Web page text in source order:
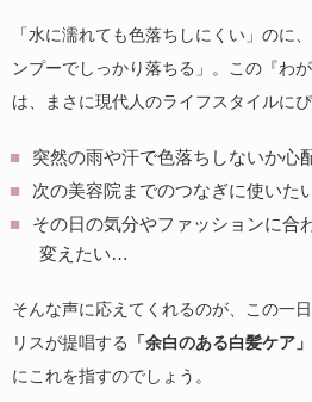
「水に濡れても色落ちしにくい」のに
ンプーでしっかり落ちる」。この『わ
は、まさに現代人のライフスタイルにぴ
突然の雨や汗で色落ちしないか心
次の美容院までのつなぎに使いた
その日の気分やファッションに合
変えたい…
そんな声に応えてくれるのが、この一
リスが提唱する
「余白のある白髪ケア」
にこれを指すのでしょう。